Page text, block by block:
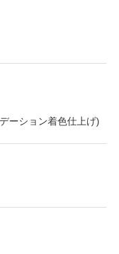
ーション着色仕上げ)